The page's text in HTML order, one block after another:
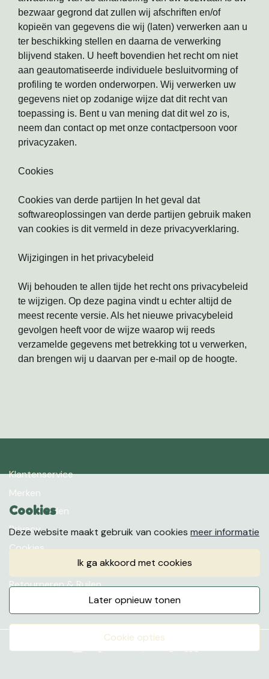
bezwaar gegrond dat zullen wij afschriften en/of
kopieën van gegevens die wij (laten) verwerken aan u
ter beschikking stellen en daarna de verwerking
blijvend staken. U heeft bovendien het recht om niet
aan geautomatiseerde individuele besluitvorming of
profiling te worden onderworpen. Wij verwerken uw
gegevens niet op zodanige wijze dat dit recht van
toepassing is. Bent u van mening dat dit wel zo is,
neem dan contact op met onze contactpersoon voor
privacyzaken.
Cookies
Cookies van derde partijen In het geval dat
softwareoplossingen van derde partijen gebruik maken
van cookies is dit vermeld in deze privacyverklaring.
Wijzigingen in het privacybeleid
Wij behouden te allen tijde het recht ons privacybeleid
te wijzigen. Op deze pagina vindt u echter altijd de
meest recente versie. Als het nieuwe privacybeleid
gevolgen heeft voor de wijze waarop wij reeds
verzamelde gegevens met betrekking tot u verwerken,
dan brengen wij u daarvan per e-mail op de hoogte.
Klantenservice
Merken
Voorwaarden
Privacy
Cookies
Retourneren & Ruilen
Cookies
Deze website maakt gebruik van cookies meer informatie
ik ga akkoord met cookies
later opnieuw tonen
cookie opties